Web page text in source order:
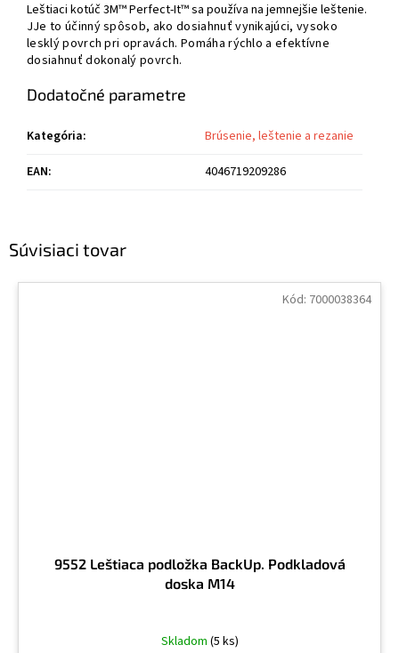
Súvisiaci tovar
9552 Leštiaca podložka BackUp. Podkladová
doska M14
Skladom (5 ks)
Kód: 7000038364
Leštiaci kotúč 3M™ Perfect-It™ sa používa na jemnejšie leštenie.
JJe to účinný spôsob, ako dosiahnuť vynikajúci, vysoko
lesklý povrch pri opravách. Pomáha rýchlo a efektívne
dosiahnuť dokonalý povrch.
Dodatočné parametre
Kategória:
Brúsenie, leštenie a rezanie
EAN: 4046719209286